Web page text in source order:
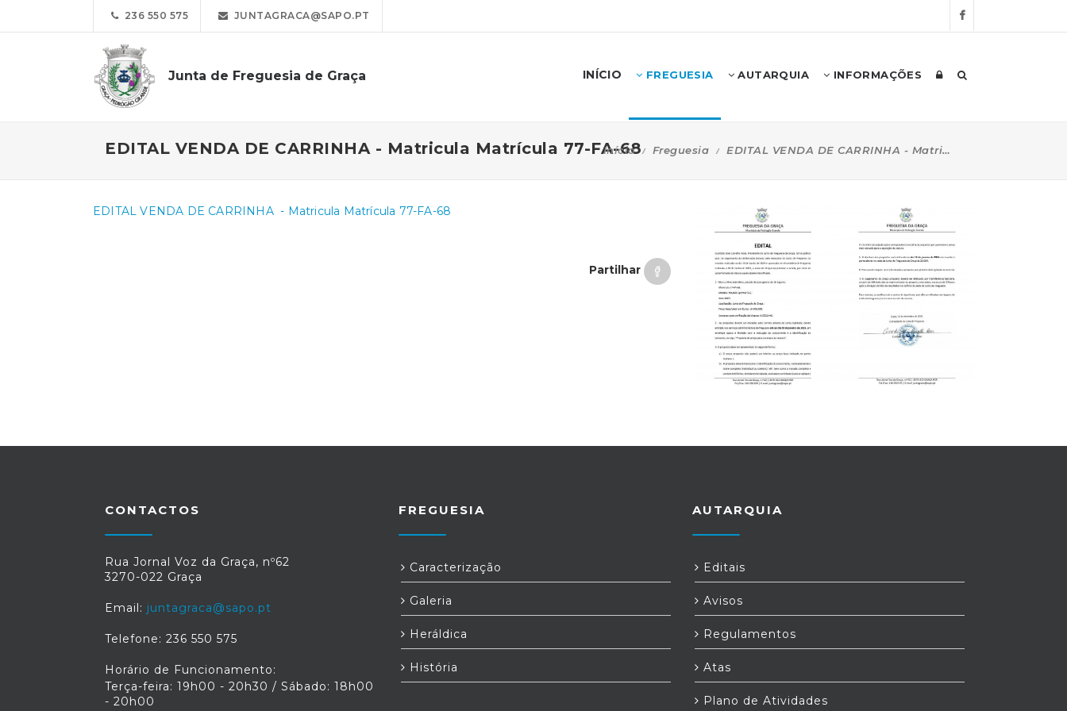
236 550 575 JUNTAGRACA@SAPO.PT
Junta de Freguesia de Graça INÍCIO FREGUESIA AUTARQUIA INFORMAÇÕES
EDITAL VENDA DE CARRINHA - Matricula Matrícula 77-FA-68
Início Freguesia EDITAL VENDA DE CARRINHA - Matricula Matrícula 77-FA-68
EDITAL VENDA DE CARRINHA - Matricula Matrícula 77-FA-68
Partilhar
CONTACTOS
Rua Jornal Voz da Graça, nº62
3270-022 Graça
Email: juntagraca@sapo.pt
Telefone: 236 550 575
Horário de Funcionamento:
Terça-feira: 19h00 - 20h30 / Sábado: 18h00
- 20h00
FREGUESIA
Caracterização
Galeria
Heráldica
História
AUTARQUIA
Editais
Avisos
Regulamentos
Atas
Plano de Atividades